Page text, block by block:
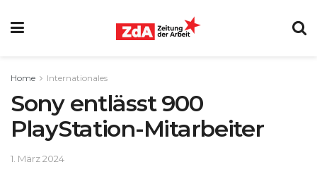
Home Internationales
Sony entlässt 900
PlayStation-Mitarbeiter
1. März 2024